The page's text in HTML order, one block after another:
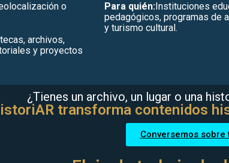
o
archivos,
y proyectos
Para quién:Instituciones
pedagógicos, programas de
y turismo cultural.
¿Tienes un archivo, un lugar o una
transforma contenidos
Conversemos sobre